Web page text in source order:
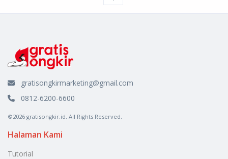
gratisongkirmarketing@gmail.com
0812-6200-6600
©2026 gratisongkir.id. All Rights Reserved.
Halaman Kami
Tutorial